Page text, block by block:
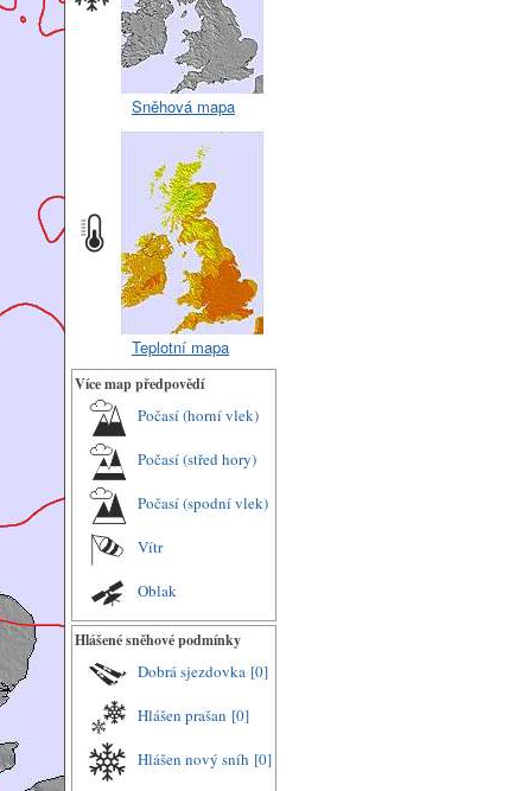
Sněhová mapa
Teplotní mapa
Více map předpovědí
Počasí (horní vlek)
Počasí (střed hory)
Počasí (spodní vlek)
Vítr
Oblak
Hlášené sněhové podmínky
Dobrá sjezdovka [0]
Hlášen prašan [0]
Hlášen nový sníh [0]